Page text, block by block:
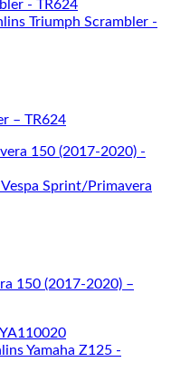
– TR624
150 (2017-2020) –